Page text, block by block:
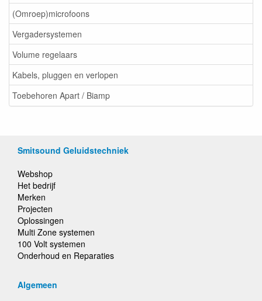
(Omroep)microfoons
Vergadersystemen
Volume regelaars
Kabels, pluggen en verlopen
Toebehoren Apart / Biamp
Smitsound Geluidstechniek
Webshop
Het bedrijf
Merken
Projecten
Oplossingen
Multi Zone systemen
100 Volt systemen
Onderhoud en Reparaties
Algemeen